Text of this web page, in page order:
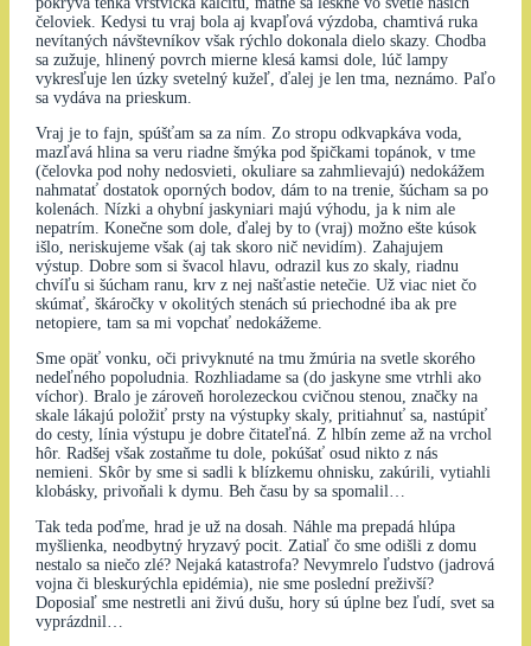
čeloviek. Kedysi tu vraj bola aj kvapľová výzdoba, chamtivá ruka
nevítaných návštevníkov však rýchlo dokonala dielo skazy. Chodba
sa zužuje, hlinený povrch mierne klesá kamsi dole, lúč lampy
vykresľuje len úzky svetelný kužeľ, ďalej je len tma, neznámo. Paľo
sa vydáva na prieskum.
Vraj je to fajn, spúšťam sa za ním. Zo stropu odkvapkáva voda,
mazľavá hlina sa veru riadne šmýka pod špičkami topánok, v tme
(čelovka pod nohy nedosvieti, okuliare sa zahmlievajú) nedokážem
nahmatať dostatok oporných bodov, dám to na trenie, šúcham sa po
kolenách. Nízki a ohybní jaskyniari majú výhodu, ja k nim ale
nepatrím. Konečne som dole, ďalej by to (vraj) možno ešte kúsok
išlo, neriskujeme však (aj tak skoro nič nevidím). Zahajujem
výstup. Dobre som si švacol hlavu, odrazil kus zo skaly, riadnu
chvíľu si šúcham ranu, krv z nej našťastie netečie. Už viac niet čo
skúmať, škáročky v okolitých stenách sú priechodné iba ak pre
netopiere, tam sa mi vopchať nedokážeme.
Sme opäť vonku, oči privyknuté na tmu žmúria na svetle skorého
nedeľného popoludnia. Rozhliadame sa (do jaskyne sme vtrhli ako
víchor). Bralo je zároveň horolezeckou cvičnou stenou, značky na
skale lákajú položiť prsty na výstupky skaly, pritiahnuť sa, nastúpiť
do cesty, línia výstupu je dobre čitateľná. Z hlbín zeme až na vrchol
hôr. Radšej však zostaňme tu dole, pokúšať osud nikto z nás
nemieni. Skôr by sme si sadli k blízkemu ohnisku, zakúrili, vytiahli
klobásky, privoňali k dymu. Beh času by sa spomalil…
Tak teda poďme, hrad je už na dosah. Náhle ma prepadá hlúpa
myšlienka, neodbytný hryzavý pocit. Zatiaľ čo sme odišli z domu
nestalo sa niečo zlé? Nejaká katastrofa? Nevymrelo ľudstvo (jadrová
vojna či bleskurýchla epidémia), nie sme poslední preživší?
Doposiaľ sme nestretli ani živú dušu, hory sú úplne bez ľudí, svet sa
vyprázdnil…